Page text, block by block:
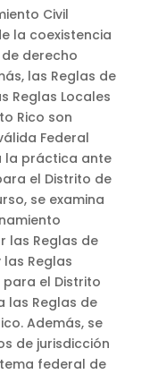
Civil
la coexistencia
derecho
las Reglas de
Reglas Locales
Rico son
Federal
la práctica ante
el Distrito de
se examina
las Reglas de
las Reglas
para el Distrito
las Reglas de
Además, se
de jurisdicción
federal de